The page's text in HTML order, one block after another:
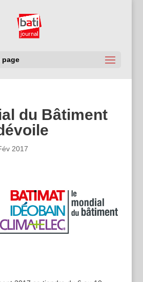
page
du Bâtiment
2017